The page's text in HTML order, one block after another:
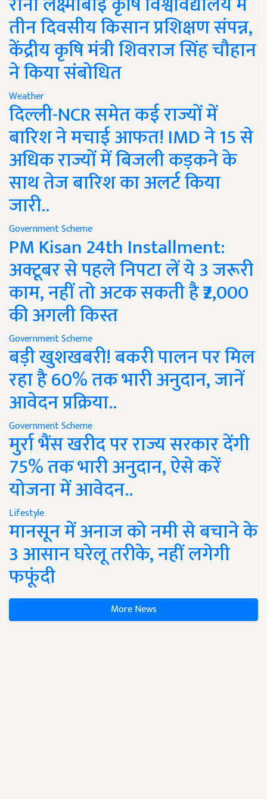
तीन दिवसीय किसान प्रशिक्षण संपन्न,
केंद्रीय कृषि मंत्री शिवराज सिंह चौहान
ने किया संबोधित
Weather
दिल्ली-NCR समेत कई राज्यों में
बारिश ने मचाई आफत! IMD ने 15 से
अधिक राज्यों में बिजली कड़कने के
साथ तेज बारिश का अलर्ट किया
जारी..
Government Scheme
PM Kisan 24th Installment:
अक्टूबर से पहले निपटा लें ये 3 जरूरी
काम, नहीं तो अटक सकती है ₹2,000
की अगली किस्त
Government Scheme
बड़ी खुशखबरी! बकरी पालन पर मिल
रहा है 60% तक भारी अनुदान, जानें
आवेदन प्रक्रिया..
Government Scheme
मुर्रा भैंस खरीद पर राज्य सरकार देंगी
75% तक भारी अनुदान, ऐसे करें
योजना में आवेदन..
Lifestyle
मानसून में अनाज को नमी से बचाने के
3 आसान घरेलू तरीके, नहीं लगेगी
फफूंदी
More News